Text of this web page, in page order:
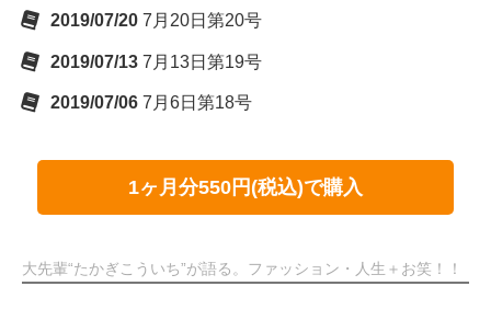
2019/07/20 7月20日第20号
2019/07/13 7月13日第19号
2019/07/06 7月6日第18号
1ヶ月分550円(税込)で購入
大先輩“たかぎこういち”が語る。ファッション・人生＋お笑！！